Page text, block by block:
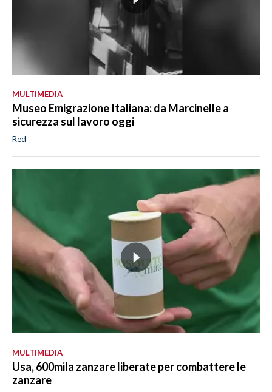
MULTIMEDIA
Museo Emigrazione Italiana: da Marcinelle a
sicurezza sul lavoro oggi
Red
MULTIMEDIA
Usa, 600mila zanzare liberate per combattere le
zanzare